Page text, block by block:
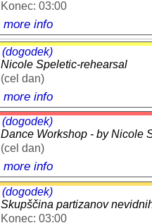
Konec: 03:00
more info
(dogodek)
Nicole Speletic-rehearsal
(cel dan)
more info
(dogodek)
Dance Workshop - by Nicole
(cel dan)
more info
(dogodek)
Skupščina partizanov
Konec: 03:00